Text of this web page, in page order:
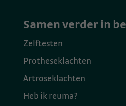
Samen verder in
Zelftesten
Protheseklachten
Artroseklachten
Heb ik reuma?